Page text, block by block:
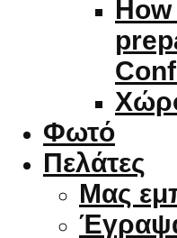
Φωτό
Πελάτες
Μας